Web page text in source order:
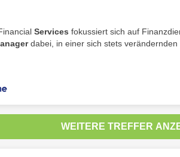
Services fokussiert sich auf
dabei, in einer sich stets verändernden
WEITERE TREFFER